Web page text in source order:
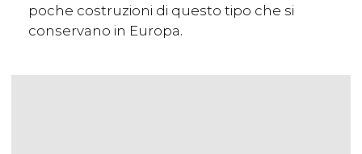
poche costruzioni di questo tipo che si
conservano in Europa.